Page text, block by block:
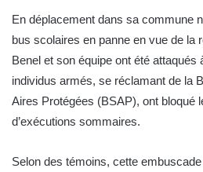
En déplacement dans sa commune
bus scolaires en panne en vue de la
Benel et son équipe ont été attaqués
individus armés, se réclamant de la
Aires Protégées (BSAP), ont bloqué
d’exécutions sommaires.
Selon des témoins, cette